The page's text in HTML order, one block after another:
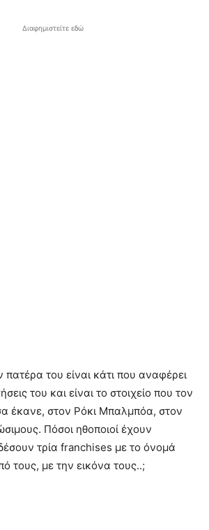
Διαφημιστείτε εδώ
του είναι κάτι που αναφέρει
του και είναι το στοιχείο που τον
έκανε, στον Ρόκι Μπαλμπόα, στον
Πόσοι ηθοποιοί έχουν
τρία franchises με το όνομά
τους, με την εικόνα τους..;